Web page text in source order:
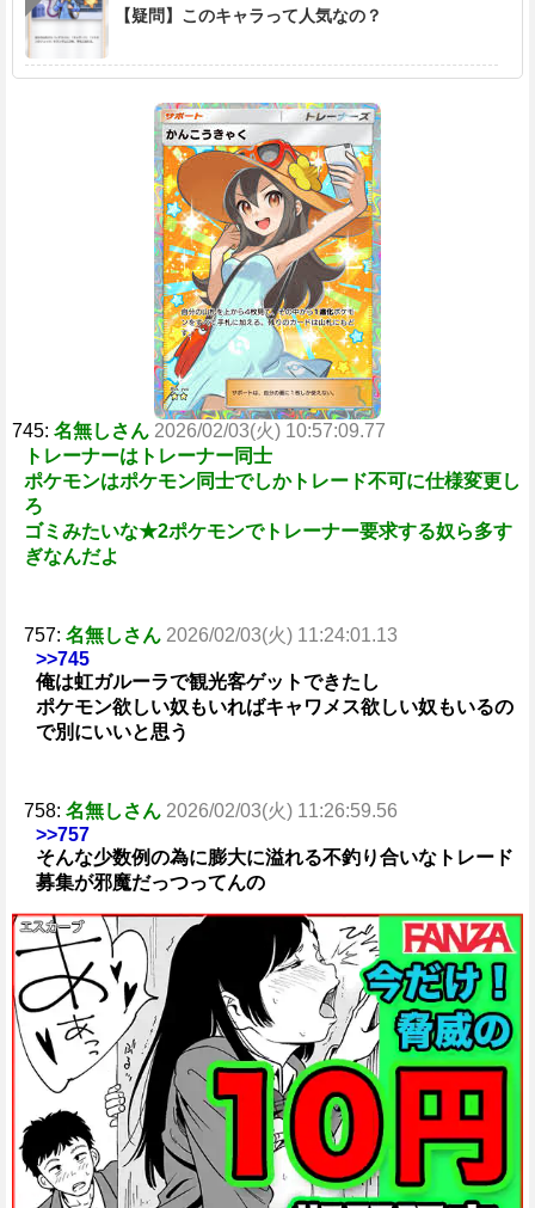
【疑問】このキャラって人気なの？
745: 名無しさん 2026/02/03(火) 10:57:09.77
トレーナーはトレーナー同士
ポケモンはポケモン同士でしかトレード不可に仕様変更し
ろ
ゴミみたいな★2ポケモンでトレーナー要求する奴ら多す
ぎなんだよ
757: 名無しさん 2026/02/03(火) 11:24:01.13
>>745
俺は虹ガルーラで観光客ゲットできたし
ポケモン欲しい奴もいればキャワメス欲しい奴もいるの
で別にいいと思う
758: 名無しさん 2026/02/03(火) 11:26:59.56
>>757
そんな少数例の為に膨大に溢れる不釣り合いなトレード
募集が邪魔だっつってんの